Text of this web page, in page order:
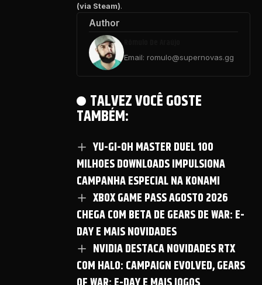
(via Steam).
Author
Email: romulo@supernovas.gg
TALVEZ VOCÊ GOSTE
TAMBÉM:
YU-GI-OH MASTER DUEL 100
MILHOES DOWNLOADS IMPULSIONA
CAMPANHA ESPECIAL NA KONAMI
XBOX GAME PASS AGOSTO 2026
CHEGA COM BETA DE GEARS DE WAR: E-
DAY E MAIS NOVIDADES
NVIDIA DESTACA NOVIDADES RTX
COM HALO: CAMPAIGN EVOLVED, GEARS